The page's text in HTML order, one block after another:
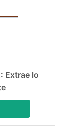
Extrae lo